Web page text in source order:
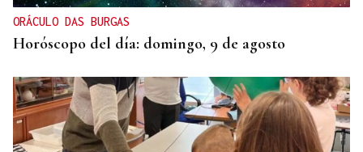
ORÁCULO DAS BURGAS
Horóscopo del día: domingo, 9 de agosto